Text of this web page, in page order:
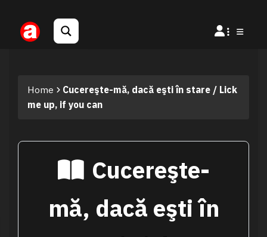
Home
Cucereşte-mă, dacă eşti în stare / Lick
me up, if you can
Cucereşte-
mă, dacă eşti în